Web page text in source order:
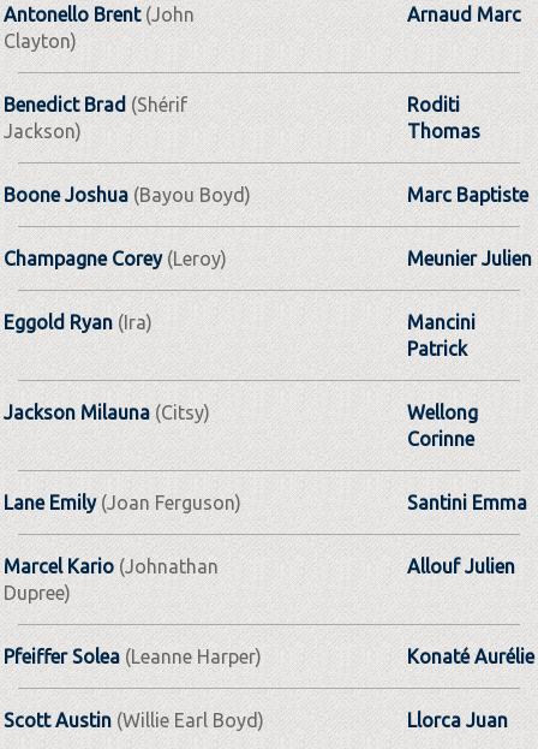
Antonello Brent(John
Clayton)
Arnaud Marc
Benedict Brad (Shérif
Jackson)
Roditi
Thomas
Boone Joshua(Bayou Boyd) Marc Baptiste
Champagne Corey(Leroy) Meunier Julien
Eggold Ryan(Ira)
Mancini
Patrick
Jackson Milauna(Citsy)
Wellong
Corinne
Lane Emily(Joan Ferguson) Santini Emma
Marcel Kario(Johnathan
Dupree)
Allouf Julien
Pfeiffer Solea (Leanne Harper) Konaté Aurélie
Scott Austin(Willie Earl Boyd) Llorca Juan